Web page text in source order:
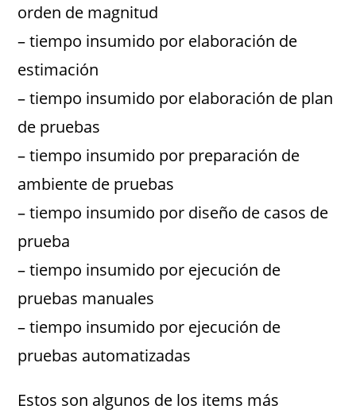
orden de magnitud
– tiempo insumido por elaboración de
estimación
– tiempo insumido por elaboración de plan
de pruebas
– tiempo insumido por preparación de
ambiente de pruebas
– tiempo insumido por diseño de casos de
prueba
– tiempo insumido por ejecución de
pruebas manuales
– tiempo insumido por ejecución de
pruebas automatizadas
Estos son algunos de los items más